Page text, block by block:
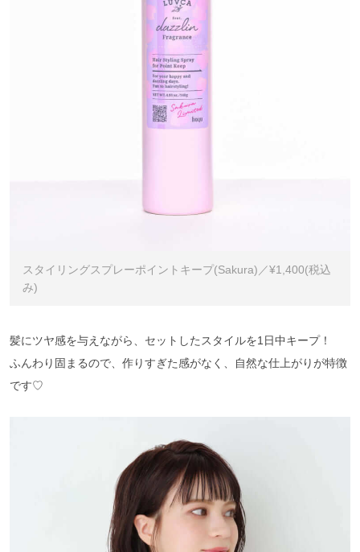
スタイリングスプレーポイントキープ(Sakura)／¥1,400(税込
み)
髪にツヤ感を与えながら、セットしたスタイルを1日中キープ！
ふんわり固まるので、作りすぎた感がなく、自然な仕上がりが特徴
です♡